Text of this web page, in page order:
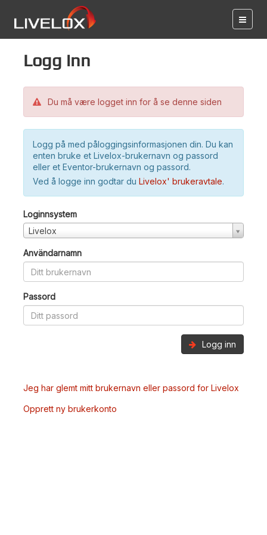
Logg inn
Du må være logget inn for å se denne siden
Logg på med påloggingsinformasjonen din. Du kan
enten bruke et Livelox-brukernavn og passord
eller et Eventor-brukernavn og passord.
Ved å logge inn godtar du Livelox' brukeravtale.
Loginnsystem
Livelox
Användarnamn
Passord
Logg inn
Jeg har glemt mitt brukernavn eller passord for Livelox
Opprett ny brukerkonto